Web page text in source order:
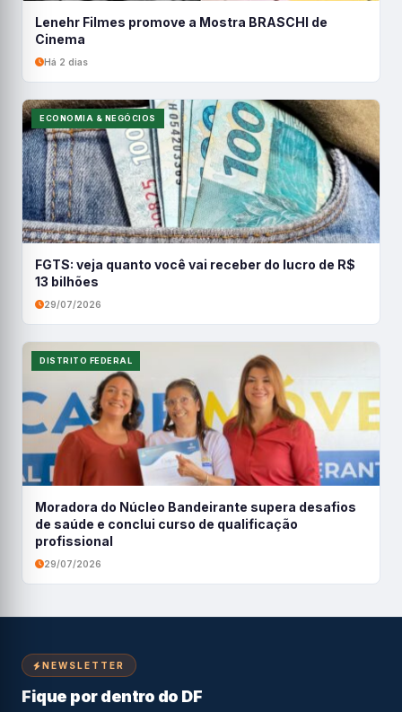
Lenehr Filmes promove a Mostra BRASCHI de
Cinema
Há 2 dias
ECONOMIA & NEGÓCIOS
FGTS: veja quanto você vai receber do lucro de R$
13 bilhões
29/07/2026
DISTRITO FEDERAL
Moradora do Núcleo Bandeirante supera desafios
de saúde e conclui curso de qualificação
profissional
29/07/2026
NEWSLETTER
Fique por dentro do DF